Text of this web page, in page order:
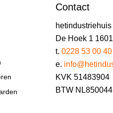
Contact
hetindustriehuis
De Hoek 1
t. 0228 53 00 40
e.
KVK 51483904
BTW